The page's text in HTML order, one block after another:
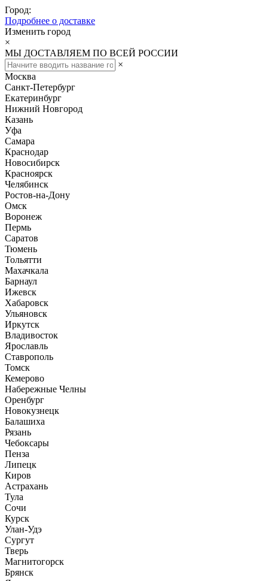
Город:
Подробнее о доставке
Изменить город
×
МЫ ДОСТАВЛЯЕМ ПО ВСЕЙ РОССИИ
×
Москва
Санкт-Петербург
Екатеринбург
Нижний Новгород
Казань
Уфа
Самара
Краснодар
Новосибирск
Красноярск
Челябинск
Ростов-на-Дону
Омск
Воронеж
Пермь
Саратов
Тюмень
Тольятти
Махачкала
Барнаул
Ижевск
Хабаровск
Ульяновск
Иркутск
Владивосток
Ярославль
Ставрополь
Томск
Кемерово
Набережные Челны
Оренбург
Новокузнецк
Балашиха
Рязань
Чебоксары
Пенза
Липецк
Киров
Астрахань
Тула
Сочи
Курск
Улан-Удэ
Сургут
Тверь
Магнитогорск
Брянск